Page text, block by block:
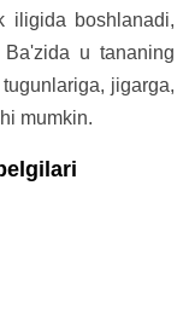
iligida boshlanadi,
u tananing
jigarga,
mumkin.